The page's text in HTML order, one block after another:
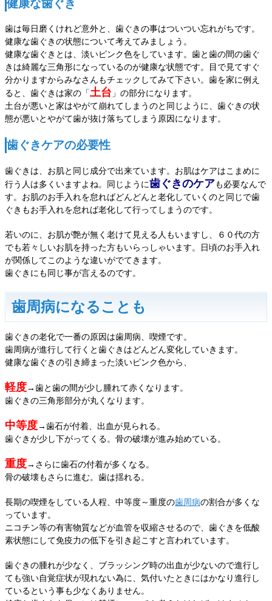
健康な歯ぐき
歯は毎日磨くけれど意外と、歯ぐきの事はついつい忘れがちです。
健康な歯ぐきの状態について考えてみましょう。
健康な歯ぐきとは、淡いピンク色をしています。歯と歯の間の歯ぐ
きは綺麗な三角形になっているのが健康な状態です。目で見てすぐ
分かりますからみなさんもチェックしてみて下さい。歯を家に例え
ると、歯ぐきは家の「 土台 」の部分になります。
土台が悪いと家はやがて崩れてしまうのと同じように、歯ぐきの状
態が悪いとやがて歯が抜け落ちてしまう原因になります。
歯ぐきケアの必要性
歯ぐきは、お肌と同じ成分で出来ています。お肌はケアはこまめに
行う人は多くいますよね。同じように歯ぐきのケアも必要なんで
す。お肌のお手入れを怠ればどんどんと老化していくのと同じで歯
ぐきもお手入れを怠れば老化して行ってしまうのです。
若いのに、お肌が艶が無く老けて見える人もいますし、６０代の方
でも若々しいお肌を持った方もいらっしゃいます。日頃のお手入れ
が関係してこのような違いがでてきます。
歯ぐきにも同じ事が言えるのです。
歯周病になることも
歯ぐきの老化で一番の原因は歯周病、喫煙です。
歯周病が進行して行くと歯ぐきはどんどん変化していきます。
健康な歯ぐきの引き締まった淡いピンク色から、
軽度→歯と歯の間が少し腫れて赤くなります。
歯ぐきの三角形部分が丸くなります。
中等度→歯石が付着、出血が見られる。
歯ぐきが少し下がってくる。骨の破壊が進み始めている。
重度→さらに歯石の付着が多くなる。
骨の破壊もさらに進む。歯は揺れる。
長期の喫煙をしている人程、中等度～重度の歯周病の割合が多くな
っています。
ニコチン等の有害物質などが血管を収縮させるので、歯ぐきを低酸
素状態にして免疫力の低下を引き起こすと言われています。
歯ぐきの腫れが少なく、ブラッシング時の出血が少ないので進行し
ても強い自覚症状が現れない為に、気付いたときにはかなり進行し
ているという事も少なくありません。